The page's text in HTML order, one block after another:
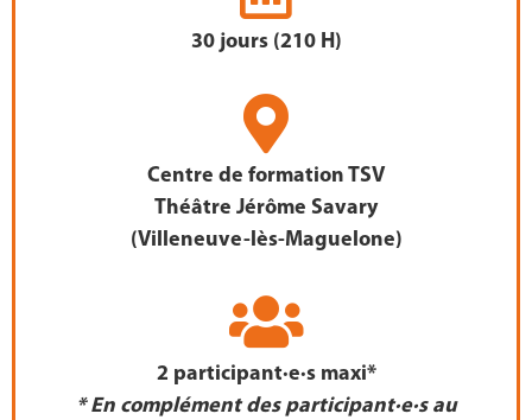
30 jours (210 H)
Centre de formation TSV
Théâtre Jérôme Savary
(Villeneuve-lès-Maguelone)
2 participant·e·s maxi*
* En complément des participant·e·s au